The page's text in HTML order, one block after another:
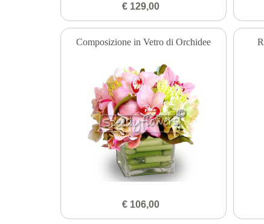
€ 129,00
Composizione in Vetro di Orchidee
€ 106,00